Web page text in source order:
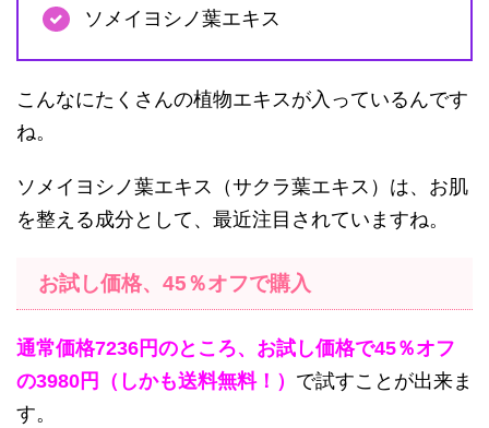
ソメイヨシノ葉エキス
こんなにたくさんの植物エキスが入っているんです
ね。
ソメイヨシノ葉エキス（サクラ葉エキス）は、お肌
を整える成分として、最近注目されていますね。
お試し価格、45％オフで購入
通常価格7236円のところ、お試し価格で45％オフ
の3980円（しかも送料無料！） で試すことが出来ま
す。